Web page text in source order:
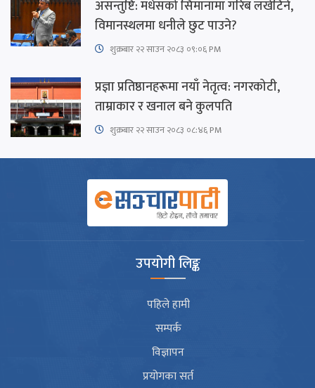
असन्तुष्टि: मधेसको सिमानामा गरिब लखेटिने,
विमानस्थलमा धनीले छुट पाउने?
शुक्रबार​ २२ साउन २०८३ ०९:०६ PM
प्रज्ञा प्रतिष्ठानहरूमा नयाँ नेतृत्व: नगरकोटी,
ताम्राकार र खनाल बने कुलपति
शुक्रबार​ २२ साउन २०८३ ०८:४६ PM
उपयोगी लिङ्क
पहिले हामी
सम्पर्क
विज्ञापन
प्रयोगका सर्त